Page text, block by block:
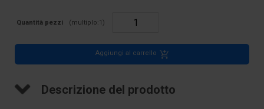
Quantità pezzi (multiplo:1 )
Aggiungi al carrello
Descrizione del prodotto